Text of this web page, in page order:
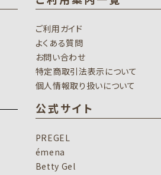
ご利用ガイド
よくある質問
お問い合わせ
特定商取引法表示について
個人情報取り扱いについて
公式サイト
PREGEL
émena
Betty Gel